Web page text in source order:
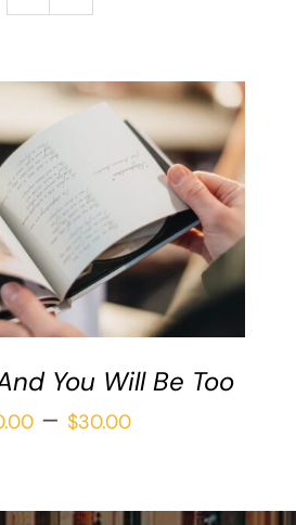
OPCIONES
You Will Be Too
– $30.00Price
$10.00